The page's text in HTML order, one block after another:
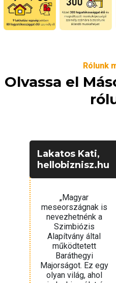
Rólunk
Olvassa el
is
a
által
Ez egy
ahol
Zsilák
Abcúg
egy
ahol
a